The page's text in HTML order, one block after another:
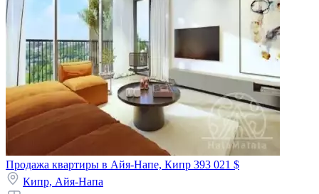
Продажа квартиры в Айя-Напе, Кипр 393 021 $
Кипр, Айя-Напа